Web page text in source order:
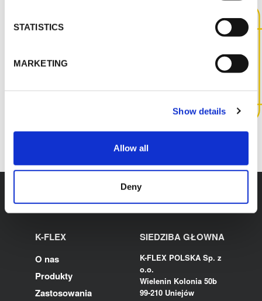
STATISTICS
MARKETING
Show details
Allow all
Deny
SKONTAKTUJ SIĘ Z NAMI,
INFORMACJI NA TEMAT TEGO
K-FLEX
O nas
Produkty
Zastosowania
SIEDZIBA GŁOWNA
K-FLEX POLSKA Sp. z
o.o.
Wielenin Kolonia 50b
99-210 Uniejów